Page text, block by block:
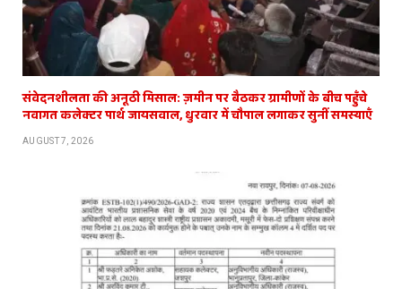
संवेदनशीलता की अनूठी मिसाल: ज़मीन पर बैठकर ग्रामीणों के बीच पहुँचे
नवागत कलेक्टर पार्थ जायसवाल, धुरवार में चौपाल लगाकर सुनीं समस्याएँ
AUGUST 7, 2026